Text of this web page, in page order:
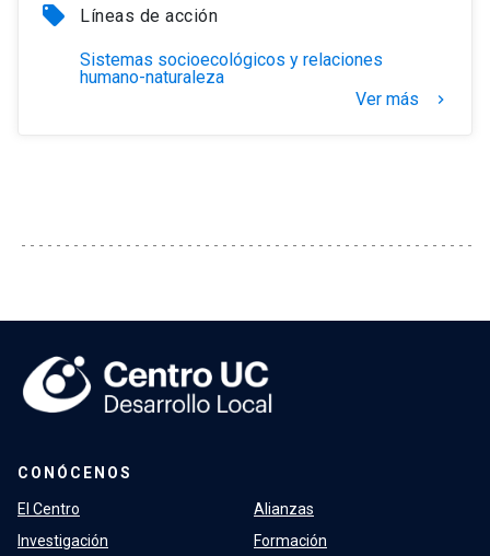
local_offer Líneas de acción
Sistemas socioecológicos y relaciones
humano-naturaleza
Ver más
keyboard_arrow_right
CONÓCENOS
El Centro
Investigación
Alianzas
Formación